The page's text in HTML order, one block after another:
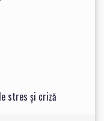
stres și criză